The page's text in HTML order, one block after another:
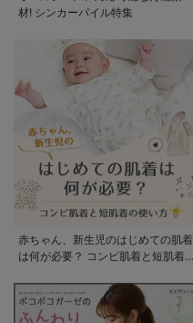
材! シンカーパイル特集
赤ちゃん、新生児のはじめての肌着
は何が必要？ コンビ肌着と短肌着